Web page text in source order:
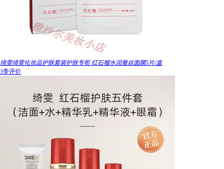
绮雯绮雯化妆品护肤套装护肤专柜 红石榴水润蚕丝面膜5片/盒
3条评价